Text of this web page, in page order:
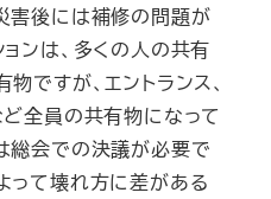
害後には補修の問題が
ンは、多くの人の共有
ですが、エントランス、
ど全員の共有物になって
総会での決議が必要で
って壊れ方に差がある